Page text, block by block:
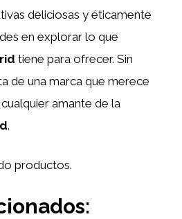
deliciosas y éticamente
en explorar lo que
tiene para ofrecer. Sin
de una marca que merece
amante de la
.
productos.